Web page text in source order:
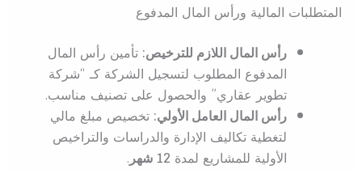
المتطلبات المالية ورأس المال المدفوع
رأس المال اللازم للترخيص:تأمين رأس المال
المدفوع المطلوب لتسجيل الشركة كـ “شركة
تطوير عقاري” والحصول على تصنيف مناسب.
رأس المال العامل الأولي:تخصيص مبلغ مالي
لتغطية تكاليف الإدارة والدراسات والتراخيص
الأولية للمشاريع لمدة 12 شهر
.